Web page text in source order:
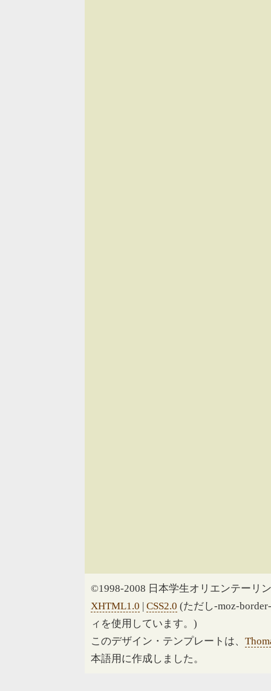
©1998-2008 日本学生オリエンテーリ
XHTML1.0 | CSS2.0 (ただし-moz-
ィを使用しています。)
このデザイン・テンプレートは、
本語用に作成しました。